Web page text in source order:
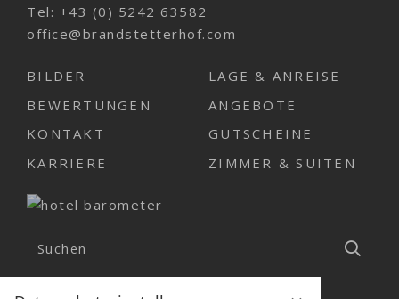
Tel: +43 (0) 5242 63582
office@brandstetterhof.com
BILDER
BEWERTUNGEN
KONTAKT
KARRIERE
LAGE & ANREISE
ANGEBOTE
GUTSCHEINE
ZIMMER & SUITEN